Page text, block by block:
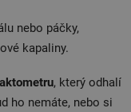
nebo páčky,
kapaliny.
, který odhalí
ho nemáte, nebo si